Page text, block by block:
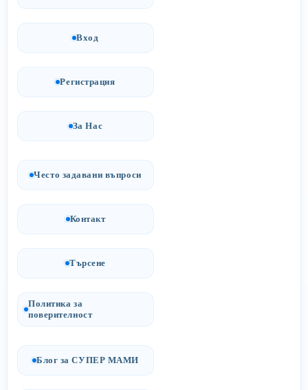
Вход
Регистрация
За Нас
Често задавани въпроси
Контакт
Търсене
Политика за
поверителност
Блог за СУПЕР МАМИ